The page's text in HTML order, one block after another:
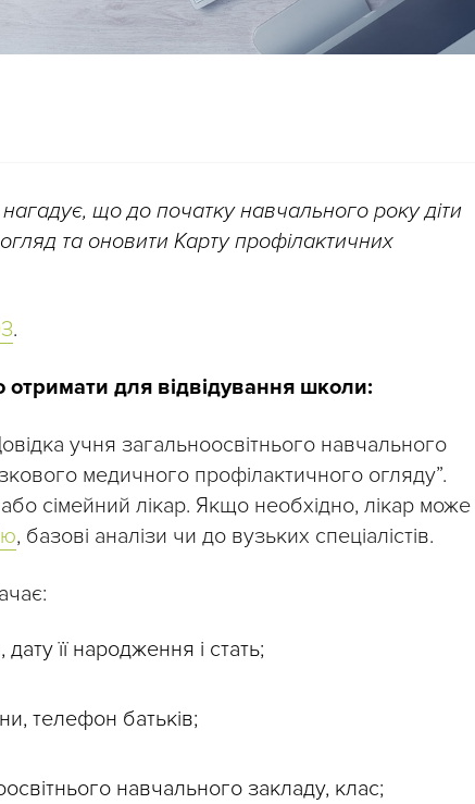
що до початку навчального року діти
та оновити Карту профілактичних
.
отримати для відвідування школи:
учня загальноосвітнього навчального
медичного профілактичного огляду”.
сімейний лікар. Якщо необхідно, лікар може
, базові аналізи чи до вузьких спеціалістів.
її народження і стать;
телефон батьків;
навчального закладу, клас;